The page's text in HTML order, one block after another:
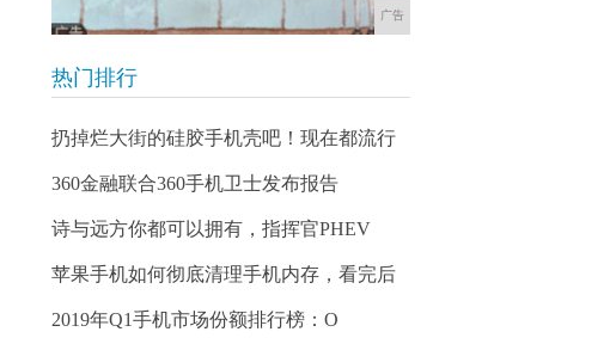
广告
热门排行
扔掉烂大街的硅胶手机壳吧！现在都流行
360金融联合360手机卫士发布报告
诗与远方你都可以拥有，指挥官PHEV
苹果手机如何彻底清理手机内存，看完后
2019年Q1手机市场份额排行榜：O